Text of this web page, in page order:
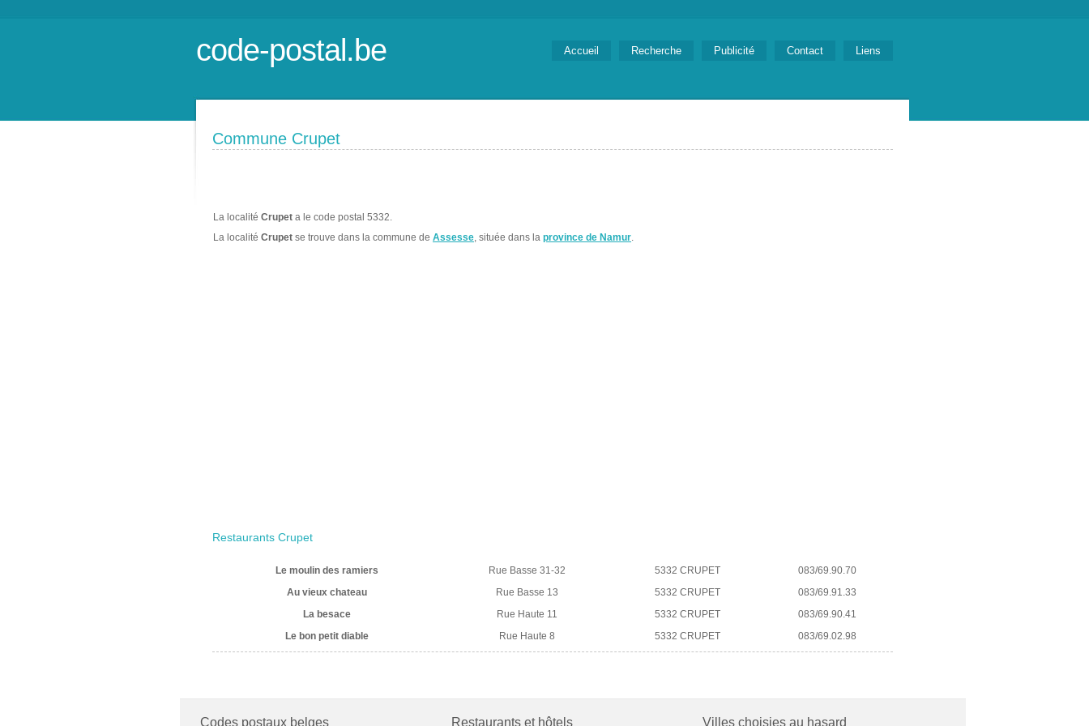
code-postal.be Accueil Recherche Publicité Contact Liens
Commune Crupet
La localité Crupet a le code postal 5332.
La localité Crupet se trouve dans la commune de Assesse, située dans la province de Namur.
Restaurants Crupet
Le moulin des ramiers Rue Basse 31-32 5332 CRUPET
083/69.90.70
Au vieux chateau
Rue Basse 13 5332 CRUPET
083/69.91.33
La besace
Rue Haute 11 5332 CRUPET
083/69.90.41
Le bon petit diable
Rue Haute 8 5332 CRUPET 083/69.02.98
Codes postaux belges Restaurants et hôtels Villes choisies au hasard